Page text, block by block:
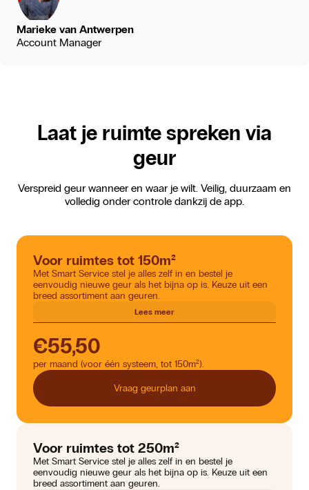
Marieke van Antwerpen
Account Manager
Laat je ruimte spreken via
geur
Verspreid geur wanneer en waar je wilt. Veilig, duurzaam en
volledig onder controle dankzij de app.
Voor ruimtes tot 150m²
Met Smart Service stel je alles zelf in en bestel je
eenvoudig nieuwe geur als het bijna op is. Keuze uit een
breed assortiment aan geuren.
Lees meer
€55,50
per maand (voor één systeem, tot 150m²).
Vraag geurplan aan
Voor ruimtes tot 250m²
Met Smart Service stel je alles zelf in en bestel je
eenvoudig nieuwe geur als het bijna op is. Keuze uit een
breed assortiment aan geuren.